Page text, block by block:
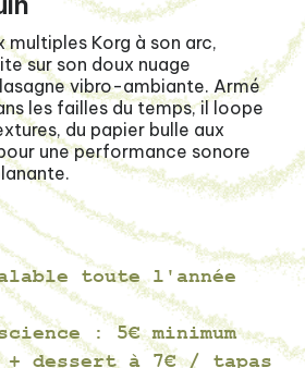
multiples Korg à son arc,
sur son doux nuage
vibro-ambiante. Armé
les failles du temps, il loope
du papier bulle aux
une performance sonore
toute l'année
: 5€ minimum
+ dessert à 7€ / tapas